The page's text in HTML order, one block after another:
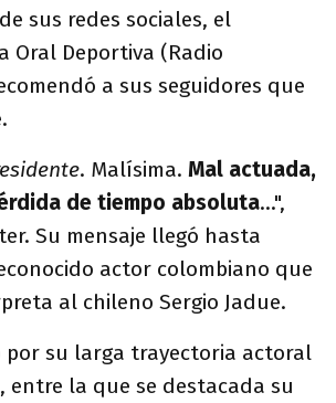
sus redes sociales, el
Oral Deportiva (Radio
a sus seguidores que
. Malísima. Mal actuada,
de tiempo absoluta...",
Su mensaje llegó hasta
actor colombiano que
al chileno Sergio Jadue.
por su larga trayectoria actoral
entre la que se destacada su